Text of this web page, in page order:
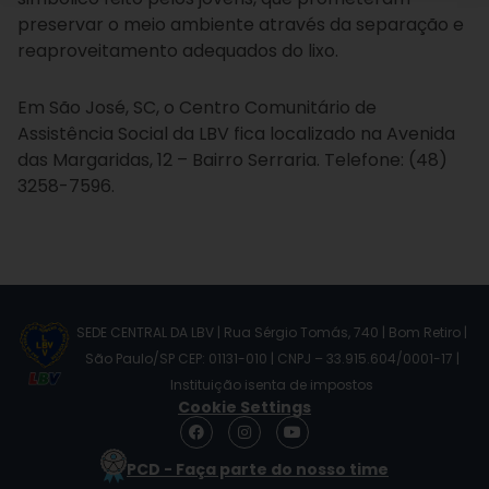
preservar o meio ambiente através da separação e
reaproveitamento adequados do lixo.
Em São José, SC, o Centro Comunitário de
Assistência Social da LBV fica localizado na Avenida
das Margaridas, 12 – Bairro Serraria. Telefone: (48)
3258-7596.
SEDE CENTRAL DA LBV | Rua Sérgio Tomás, 740 | Bom Retiro |
São Paulo/SP CEP: 01131-010 | CNPJ – 33.915.604/0001-17 |
Instituição isenta de impostos
Cookie Settings
F
a
e
I
n
s
t
Y
o
t
PCD - Faça parte do nosso time